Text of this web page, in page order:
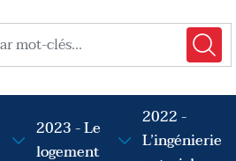
2023 - Le
logement
2022 -
L’ingénierie